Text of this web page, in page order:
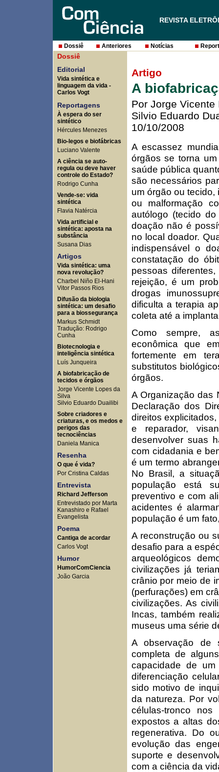
REVISTA
Dossiê Anteriores Notícias
Dossiê
Editorial
Vida sintética e
linguagem da vida -
Carlos Vogt
Reportagens
À espera do ser
sintético
Hércules Menezes
Bio-legos e biofábricas
Luciano Valente
A ciência se auto-
regula ou deve haver
controle do Estado?
Rodrigo Cunha
Vende-se: vida
sintética
Flavia Natércia
Vida artificial e
sintética: aposta na
substância
Susana Dias
Artigos
Vida sintética: uma
nova revolução?
Charbel Niño El-Hani
Vitor Passos Rios
Difusão da biologia
sintética: um desafio
para a biossegurança
Markus Schmidt
Tradução: Rodrigo
Cunha
Biotecnologia e
inteligência sintética
Luís Junqueira
A biofabricação de
tecidos e órgãos
Jorge Vicente Lopes da
Silva
Silvio Eduardo Duailibi
Sobre criadores e
criaturas, e os medos e
perigos das
tecnociências
Daniela Manica
Resenha
O que é vida?
Por Cristina Caldas
Entrevista
Richard Jefferson
Entrevistado por Marta
Kanashiro e Rafael
Evangelista
Poema
Cantiga de acordar
Carlos Vogt
Humor
HumorComCiencia
João Garcia
Artigo
A
Por Jorge Vicente
Silvio Eduardo
10/10/2008
A escassez
órgãos se torna
saúde pública
são necessários
um órgão ou
ou malformação
autólogo (tecido
doação não é
no local doador.
indispensável o
constatação do
pessoas
rejeição, é um
drogas
dificulta a terapia
coleta até a
Como sempre,
econômica que
fortemente em
substitutos
órgãos.
A Organização das
Declaração dos
direitos
e reparador,
desenvolver suas
com cidadania e
é um termo
No Brasil, a
população está
preventivo e com
acidentes é
população é um
A reconstrução ou
desafio para a
arqueológicos
civilizações já
crânio por meio de
(perfurações) em
civilizações. As
Incas, também
museus uma série
A observação de
completa de
capacidade de
diferenciação
sido motivo de
da natureza. Por
células-tronco
expostos a altas
regenerativa. Do
evolução das
suporte e
com a ciência da